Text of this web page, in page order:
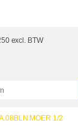
excl. BTW
MOER 1/2